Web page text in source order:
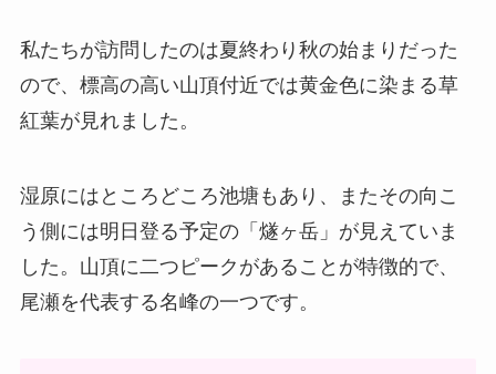
私たちが訪問したのは夏終わり秋の始まりだった
ので、標高の高い山頂付近では黄金色に染まる草
紅葉が見れました。
湿原にはところどころ池塘もあり、またその向こ
う側には明日登る予定の「燧ヶ岳」が見えていま
した。山頂に二つピークがあることが特徴的で、
尾瀬を代表する名峰の一つです。